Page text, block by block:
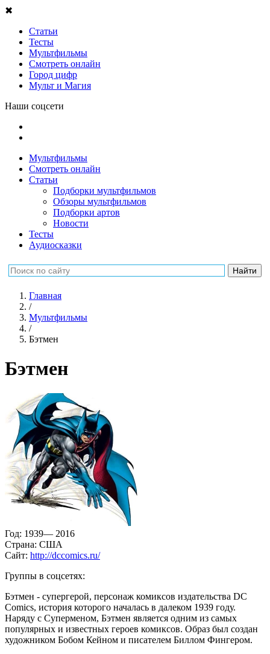
✖
Статьи
Тесты
Мультфильмы
Смотреть онлайн
Город цифр
Мульт и Магия
Наши соцсети
Мультфильмы
Смотреть онлайн
Статьи
Подборки мультфильмов
Обзоры мультфильмов
Подборки артов
Новости
Тесты
Аудиосказки
Главная
/
Мультфильмы
/
Бэтмен
Бэтмен
Год: 1939— 2016
Страна: США
Сайт: http://dccomics.ru/
Группы в соцсетях:
Бэтмен - супергерой, персонаж комиксов издательства DC
Comics, история которого началась в далеком 1939 году.
Наряду с Суперменом, Бэтмен является одним из самых
популярных и известных героев комиксов. Образ был создан
художником Бобом Кейном и писателем Биллом Фингером.